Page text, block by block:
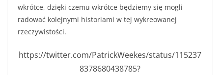
wkrótce, dzięki czemu wkrótce będziemy się mogli
radować kolejnymi historiami w tej wykreowanej
rzeczywistości.
https://twitter.com/PatrickWeekes/status/115237
8378680438785?